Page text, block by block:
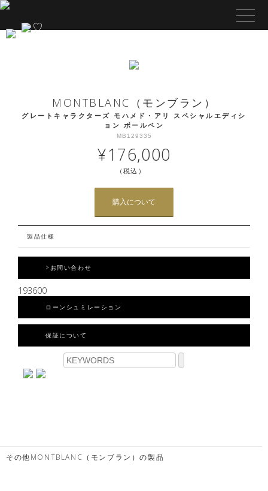
MONTBLANC（モンブラン）
グレートキャラクターズ モハメド・アリ スペシャルエディシ
ョン ボールペン
MB129335
¥176,000
（税込）
購入について
製品仕様
>お問い合わせ
193600
ローンシュミレーション
保証について
その他MONTBLANC（モンブラン）の製品